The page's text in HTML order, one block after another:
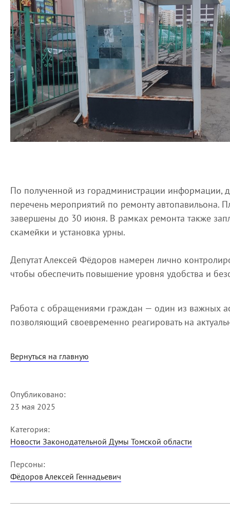
По полученной из горадминистрации информации,
перечень мероприятий по ремонту автопавильона.
завершены до 30 июня. В рамках ремонта также
скамейки и установка урны.
Депутат Алексей Фёдоров намерен лично
чтобы обеспечить повышение уровня удобства и
Работа с обращениями граждан — один из важных
позволяющий своевременно реагировать на
Вернуться на главную
Опубликовано:
23 мая 2025
Категория:
Новости Законодательной Думы Томской области
Персоны:
Фёдоров Алексей Геннадьевич